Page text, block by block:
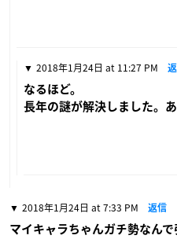
2018年1月24日 at 11:27 PM
なるほど。
長年の謎が解決しました。
2018年1月24日 at 7:33 PM 返信
マイキャラちゃんガチ勢なん